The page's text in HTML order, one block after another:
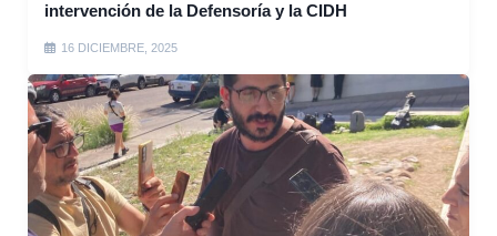
intervención de la Defensoría y la CIDH
16 DICIEMBRE, 2025